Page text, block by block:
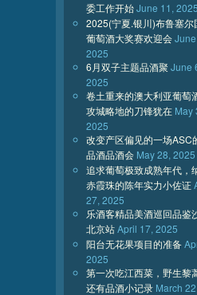
委工作开始June 11, 2025
2025(宁夏.银川)布鲁塞尔
葡萄酒大奖赛欢迎会
2025
6月双子主题品酒聚 June
2025
卷土重来的澳大利亚葡萄
攻城略地的刀锋犹在 May
2025
改变产区偏见的一场ASC
品酒品酒会 May 28, 2025
追求葡萄极致成熟年代，
赤霞珠的陈年实力小佐证
27, 2025
乐酒客精品美酒巡回品鉴
北京站April 17, 2025
阳台无花果项目的准备
2025
第一次吃江西菜，野生黎
还有品酒小记录 March 22,